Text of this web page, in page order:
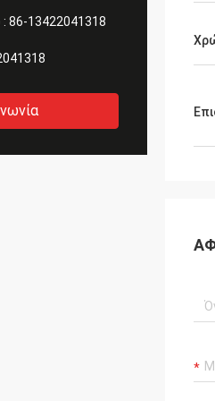
86-13422041318